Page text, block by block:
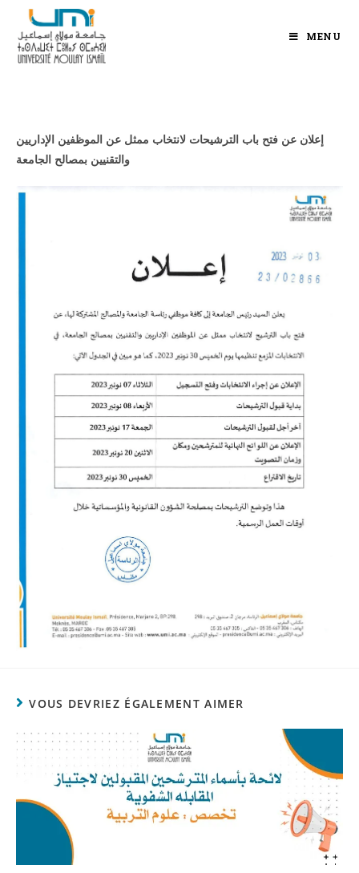
MENU
إعلان عن فتح باب الترشيحات لانتخاب ممثل عن الموظفين الإداريين
والتقنيين بمصالح الجامعة
VOUS DEVRIEZ ÉGALEMENT AIMER